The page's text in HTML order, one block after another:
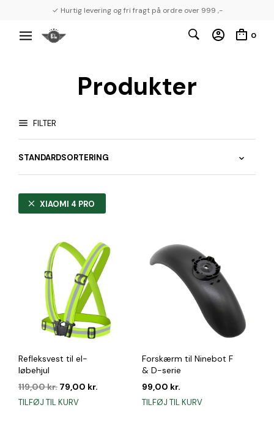
✓ Hurtig levering og fri fragt på ordre over 999 ,-
0
Produkter
FILTER
XIAOMI 4 PRO
Refleksvest til el-
løbehjul
119,00kr. Den
oprindelige
79,00 kr.
TILFØJ TIL KURV
Forskærm til Ninebot F
& D-serie
99,00 kr.
TILFØJ TIL KURV